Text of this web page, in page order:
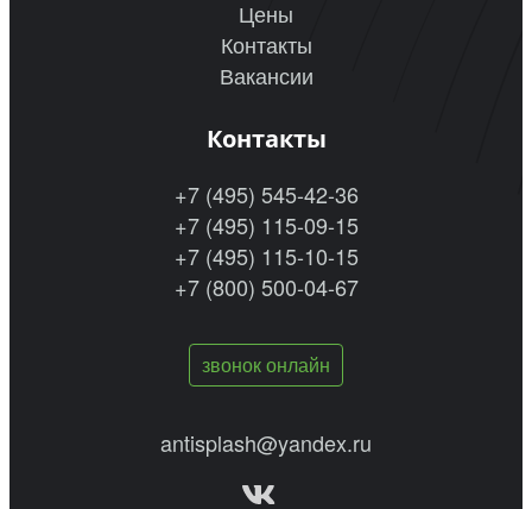
Цены
Контакты
Вакансии
Контакты
+7 (495) 545-42-36
+7 (495) 115-09-15
+7 (495) 115-10-15
+7 (800) 500-04-67
звонок онлайн
antisplash@yandex.ru